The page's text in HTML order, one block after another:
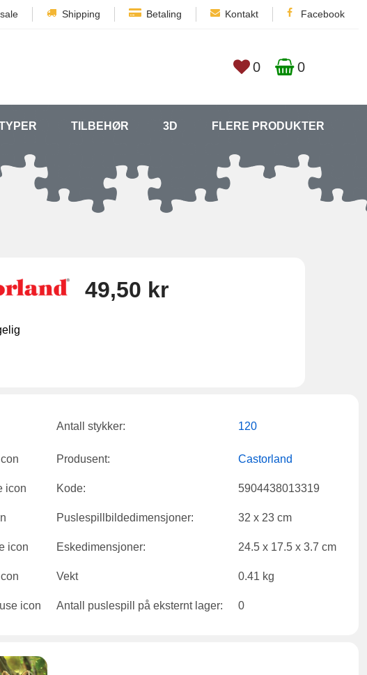
Shipping Betaling Kontakt Facebook
0 0
TILBEHØR 3D FLERE PRODUKTER
49,50 kr
Antall stykker: 120
Produsent: Castorland
Kode: 5904438013319
Puslespillbildedimensjoner: 32 x 23 cm
Eskedimensjoner: 24.5 x 17.5 x 3.7 cm
Vekt 0.41 kg
Antall puslespill på eksternt lager: 0